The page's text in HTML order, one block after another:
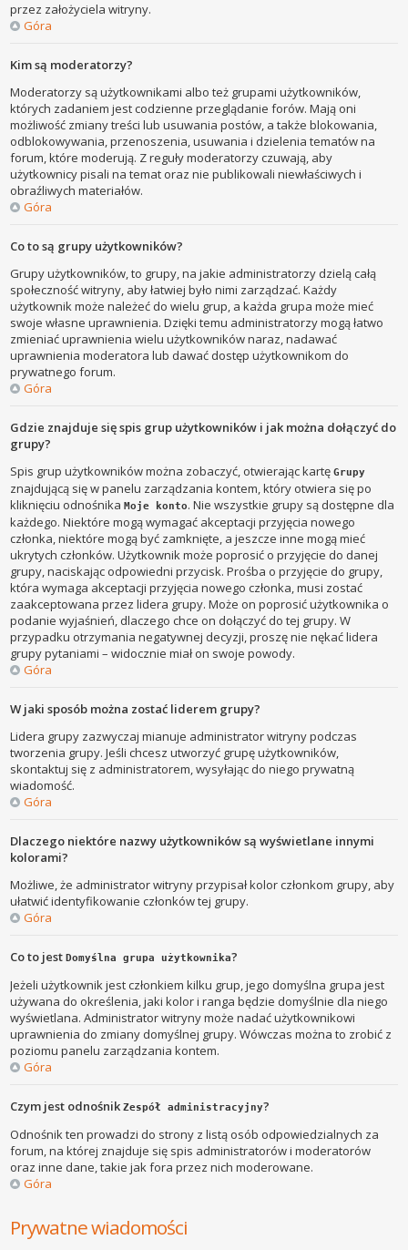
przez założyciela witryny.
Góra
Kim są moderatorzy?
Moderatorzy są użytkownikami albo też grupami użytkowników,
których zadaniem jest codzienne przeglądanie forów. Mają oni
możliwość zmiany treści lub usuwania postów, a także blokowania,
odblokowywania, przenoszenia, usuwania i dzielenia tematów na
forum, które moderują. Z reguły moderatorzy czuwają, aby
użytkownicy pisali na temat oraz nie publikowali niewłaściwych i
obraźliwych materiałów.
Góra
Co to są grupy użytkowników?
Grupy użytkowników, to grupy, na jakie administratorzy dzielą całą
społeczność witryny, aby łatwiej było nimi zarządzać. Każdy
użytkownik może należeć do wielu grup, a każda grupa może mieć
swoje własne uprawnienia. Dzięki temu administratorzy mogą łatwo
zmieniać uprawnienia wielu użytkowników naraz, nadawać
uprawnienia moderatora lub dawać dostęp użytkownikom do
prywatnego forum.
Góra
Gdzie znajduje się spis grup użytkowników i jak można dołączyć do
grupy?
Spis grup użytkowników można zobaczyć, otwierając kartęGrupy
znajdującą się w panelu zarządzania kontem, który otwiera się po
kliknięciu odnośnikaMoje konto. Nie wszystkie grupy są dostępne dla
każdego. Niektóre mogą wymagać akceptacji przyjęcia nowego
członka, niektóre mogą być zamknięte, a jeszcze inne mogą mieć
ukrytych członków. Użytkownik może poprosić o przyjęcie do danej
grupy, naciskając odpowiedni przycisk. Prośba o przyjęcie do grupy,
która wymaga akceptacji przyjęcia nowego członka, musi zostać
zaakceptowana przez lidera grupy. Może on poprosić użytkownika o
podanie wyjaśnień, dlaczego chce on dołączyć do tej grupy. W
przypadku otrzymania negatywnej decyzji, proszę nie nękać lidera
grupy pytaniami – widocznie miał on swoje powody.
Góra
W jaki sposób można zostać liderem grupy?
Lidera grupy zazwyczaj mianuje administrator witryny podczas
tworzenia grupy. Jeśli chcesz utworzyć grupę użytkowników,
skontaktuj się z administratorem, wysyłając do niego prywatną
wiadomość.
Góra
Dlaczego niektóre nazwy użytkowników są wyświetlane innymi
kolorami?
Możliwe, że administrator witryny przypisał kolor członkom grupy, aby
ułatwić identyfikowanie członków tej grupy.
Góra
Co to jestDomyślna grupa użytkownika?
Jeżeli użytkownik jest członkiem kilku grup, jego domyślna grupa jest
używana do określenia, jaki kolor i ranga będzie domyślnie dla niego
wyświetlana. Administrator witryny może nadać użytkownikowi
uprawnienia do zmiany domyślnej grupy. Wówczas można to zrobić z
poziomu panelu zarządzania kontem.
Góra
Czym jest odnośnikZespół administracyjny?
Odnośnik ten prowadzi do strony z listą osób odpowiedzialnych za
forum, na której znajduje się spis administratorów i moderatorów
oraz inne dane, takie jak fora przez nich moderowane.
Góra
Prywatne wiadomości